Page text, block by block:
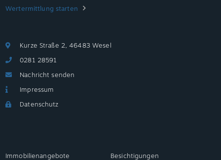
Wertermittlung starten
Kurze Straße 2, 46483 Wesel
0281 28591
Nachricht senden
Impressum
Datenschutz
Immobilienangebote Besichtigungen